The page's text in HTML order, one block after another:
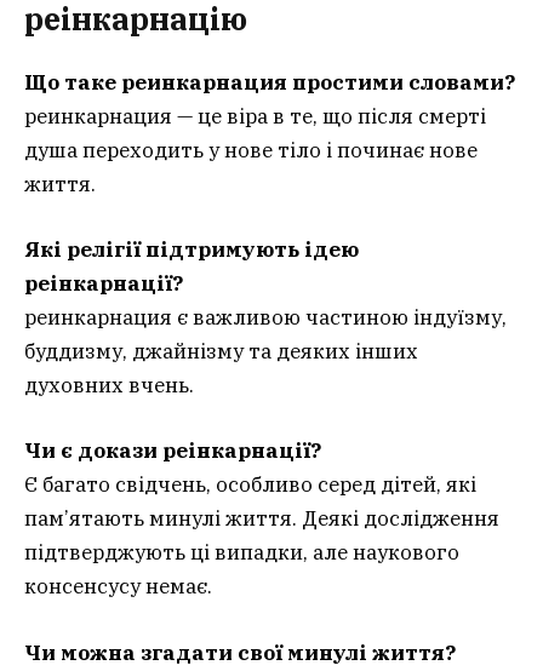
реінкарнацію
Що таке реинкарнация простими словами?
реинкарнация — це віра в те, що після смерті
душа переходить у нове тіло і починає нове
життя.
Які релігії підтримують ідею
реінкарнації?
реинкарнация є важливою частиною індуїзму,
буддизму, джайнізму та деяких інших
духовних вчень.
Чи є докази реінкарнації?
Є багато свідчень, особливо серед дітей, які
пам’ятають минулі життя. Деякі дослідження
підтверджують ці випадки, але наукового
консенсусу немає.
Чи можна згадати свої минулі життя?